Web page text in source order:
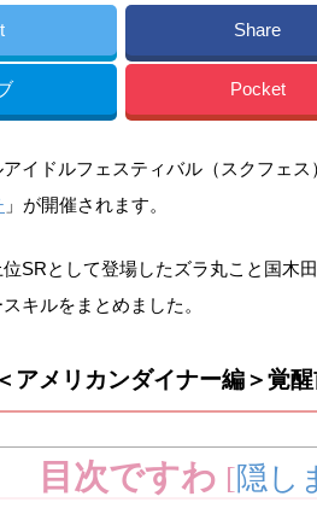
Share
Pocket
イドルフェスティバル（スクフェ
」が開催されます。
SRとして登場したズラ丸こと国木
キルをまとめました。
アメリカンダイナー編＞覚
目次ですわ [隠し